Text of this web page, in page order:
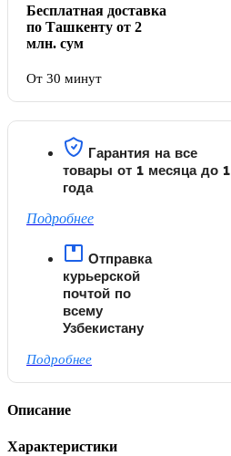
Бесплатная доставка
по Ташкенту от 2
млн. сум
От 30 минут
Гарантия на все
товары от 1 месяца до 1
года
Подробнее
Отправка
курьерской
почтой по
всему
Узбекистану
Подробнее
Описание
Характеристики